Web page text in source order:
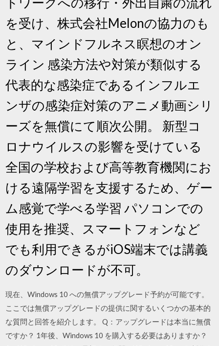
を受け、株式会社Melonの協力のも
と、マインドフルネス瞑想のオン
ライン 感染方法や対策が類似する
代表的な感染症であるインフルエ
ンザの感染症対策のアニメ動画シリ
ーズを無償にて順次公開。 新型コ
ロナウイルスの影響を受けている
全国の学校および高等教育機関にお
ける遠隔学習を支援するため、ゲー
ム感覚で学べる学習 パソコンでの
使用を推奨、スマートフォンなど
でも利用できるがiOS端末では講義
のダウンロードが不可。
現在、Windows 10 への無償アップグレード予約が可能です。
ここでは無償アップグレードの提供に関するいくつかの基本的
な質問と回答を紹介します。 Q：アップグレードは本当に無償
ですか？ 1年後、Windows 10 を購入する必要はありますか？